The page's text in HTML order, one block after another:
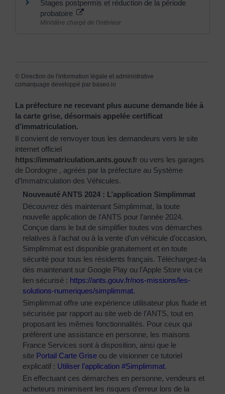
Stages postpermis et réduction de la période
probatoire
Ministère chargé de l'intérieur
© Direction de l'information légale et administrative
comarquage developpé par baseo.io
La préfecture ne recevant plus aucune demande liée à
la carte grise, désormais appelée certificat
d’immatriculation.
Il convient de renvoyer tous les demandeurs vers le site
internet officiel
https://immatriculation.ants.gouv.fr ou vers les garages
de Dordogne , agréés par la préfecture au Système
d’Immatriculation des Véhicules.
Nouveauté ANTS 2024 : L’application Simplimmat
Découvrez dès maintenant Simplimmat, la toute
nouvelle application de l’ANTS pour l’année 2024.
Conçue dans le but de simplifier toutes vos démarches
relatives à l’achat ou à la vente d’un véhicule d’occasion,
Simplimmat est disponible gratuitement et en toute
sécurité pour tous les résidents français. Téléchargez-la
dès maintenant sur Google Play ou l’Apple Store via ce
lien sécurisé : https://ants.gouv.fr/nos-missions/les-
solutions-numeriques/simplimmat.
Simplimmat offre une expérience utilisateur plus fluide et
sécurisée par rapport au site web de l’ANTS, tout en
proposant les mêmes fonctionnalités. Pour ceux qui
préfèrent une assistance en personne, les maisons
France Services sont à disposition, ainsi que le
site Portail Carte Grise ou de visionner ce tutoriel
explicatif : Utiliser l’application #Simplimmat.
En effectuant ces démarches en personne, vendeurs et
acheteurs minimisent les risques d’erreur lors de la